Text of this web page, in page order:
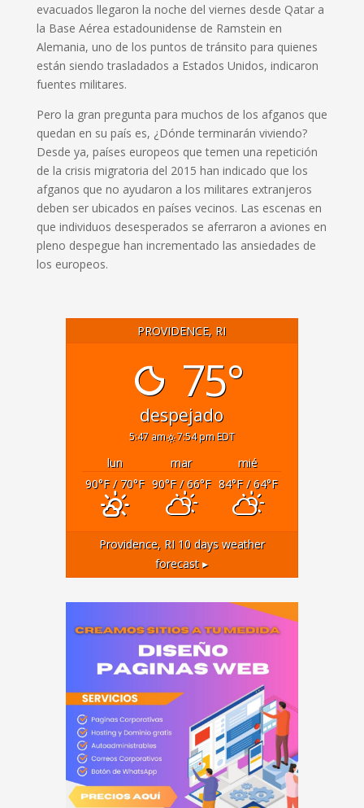
evacuados llegaron la noche del viernes desde Qatar a
la Base Aérea estadounidense de Ramstein en
Alemania, uno de los puntos de tránsito para quienes
están siendo trasladados a Estados Unidos, indicaron
fuentes militares.
Pero la gran pregunta para muchos de los afganos que
quedan en su país es, ¿Dónde terminarán viviendo?
Desde ya, países europeos que temen una repetición
de la crisis migratoria del 2015 han indicado que los
afganos que no ayudaron a los militares extranjeros
deben ser ubicados en países vecinos. Las escenas en
que individuos desesperados se aferraron a aviones en
pleno despegue han incrementado las ansiedades de
los europeos.
PROVIDENCE, RI
75°
despejado
5:47 am 7:54 pm EDT
lun mar
mié
90°F/ 70°F 90°F/ 66°F 84°F/ 64°F
Providence, RI10 days weather
forecast ▸